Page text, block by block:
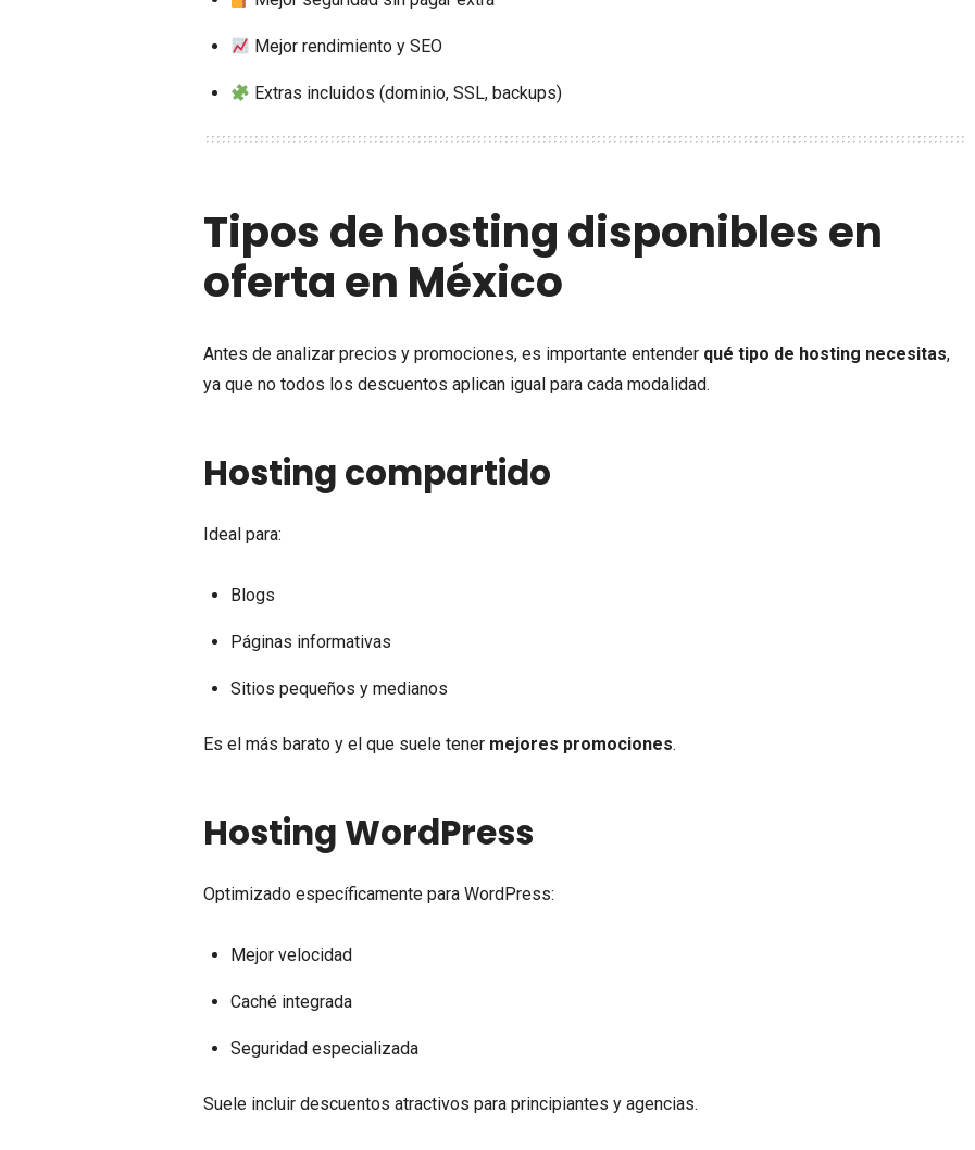
Mejor rendimiento y SEO
Extras incluidos (dominio, SSL, backups)
Tipos de hosting disponibles en
oferta en México
Antes de analizar precios y promociones, es importante entender qué tipo de hosting necesitas,
ya que no todos los descuentos aplican igual para cada modalidad.
Hosting compartido
Ideal para:
Blogs
Páginas informativas
Sitios pequeños y medianos
Es el más barato y el que suele tener mejores promociones.
Hosting WordPress
Optimizado específicamente para WordPress:
Mejor velocidad
Caché integrada
Seguridad especializada
Suele incluir descuentos atractivos para principiantes y agencias.